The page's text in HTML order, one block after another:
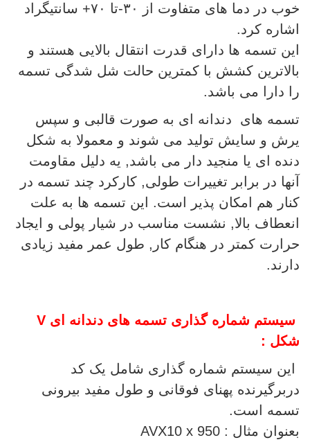
خوب در دما های متفاوت از ۳۰-تا ۷۰+ سانتیگراد
اشاره کرد.
این تسمه ها دارای قدرت انتقال بالایی هستند و
بالاترین کشش با کمترین حالت شل شدگی تسمه
را دارا می باشد.
تسمه های دندانه ای به صورت قالبی و سپس
یرش و سایش تولید می شوند و معمولا به شکل
دنده ای یا منجید دار می باشد, یه دلیل مقاومت
آنها در برابر تغییرات طولی, کارکرد چند تسمه در
کنار هم امکان پذیر است. این تسمه ها به علت
انعطاف بالا, نشست مناسب در شیار پولی و ایجاد
حرارت کمتر در هنگام کار, طول عمر مفید زیادی
دارند.
سیستم شماره گذاری تسمه های دندانه ای V
شکل :
این سیستم شماره گذاری شامل یک کد
دربرگیرنده پهنای فوقانی و طول مفید بیرونی
تسمه است.
بعنوان مثال : AVX10 x 950